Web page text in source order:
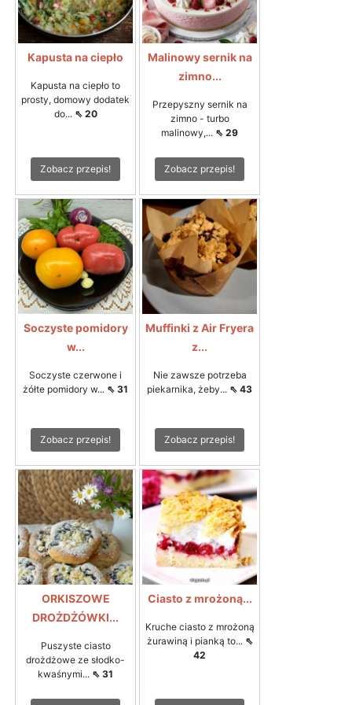
Kapusta na ciepło
Kapusta na ciepło to
prosty, domowy dodatek
do... ⇖ 20
Zobacz przepis!
Malinowy sernik na
zimno...
Przepyszny sernik na
zimno - turbo
malinowy,... ⇖ 29
Zobacz przepis!
Soczyste pomidory
w...
Soczyste czerwone i
żółte pomidory w... ⇖ 31
Zobacz przepis!
Muffinki z Air Fryera
z...
Nie zawsze potrzeba
piekarnika, żeby... ⇖ 43
Zobacz przepis!
ORKISZOWE
DROŻDŻÓWKI...
Puszyste ciasto
drożdżowe ze słodko-
kwaśnymi... ⇖ 31
Ciasto z mrożoną...
Kruche ciasto z mrożoną
żurawiną i pianką to... ⇖
42